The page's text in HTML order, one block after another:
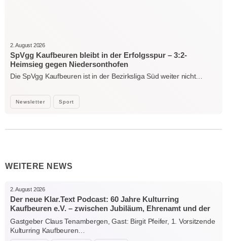
Newsletter Sport
2. August 2026
SpVgg Kaufbeuren bleibt in der Erfolgsspur – 3:2-
Heimsieg gegen Niedersonthofen
Die SpVgg Kaufbeuren ist in der Bezirksliga Süd weiter nicht…
WEITERE NEWS
2. August 2026
Der neue Klar.Text Podcast: 60 Jahre Kulturring
Kaufbeuren e.V. – zwischen Jubiläum, Ehrenamt und der
Kraft der Kultur
Gastgeber Claus Tenambergen, Gast: Birgit Pfeifer, 1. Vorsitzende
Kulturring Kaufbeuren…